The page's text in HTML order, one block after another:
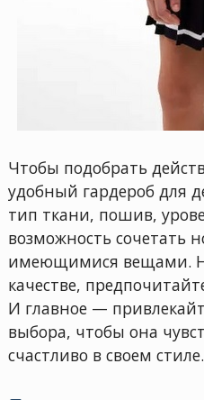
Чтобы подобрать
удобный гардероб для
тип ткани, пошив,
возможность сочетать
имеющимися вещами.
качестве,
И главное —
выбора, чтобы она
счастливо в своем стиле.